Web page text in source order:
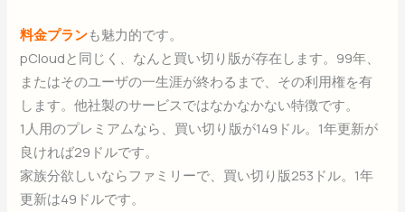
料金プランも魅力的です。
pCloudと同じく、なんと買い切り版が存在します。99年、
またはそのユーザの一生涯が終わるまで、その利用権を有
します。他社製のサービスではなかなかない特徴です。
1人用のプレミアムなら、買い切り版が149ドル。1年更新が
良ければ29ドルです。
家族分欲しいならファミリーで、買い切り版253ドル。1年
更新は49ドルです。